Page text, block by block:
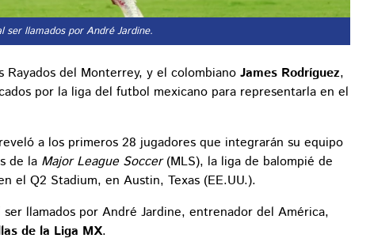
ser llamados por André Jardine.
Rayados del Monterrey, y el colombiano James Rodríguez,
por la liga del futbol mexicano para representarla en el
a los primeros 28 jugadores que integrarán su equipo
de la Major League Soccer(MLS), la liga de balompié de
el Q2 Stadium, en Austin, Texas (EE.UU.).
llamados por André Jardine, entrenador del América,
de la Liga MX.